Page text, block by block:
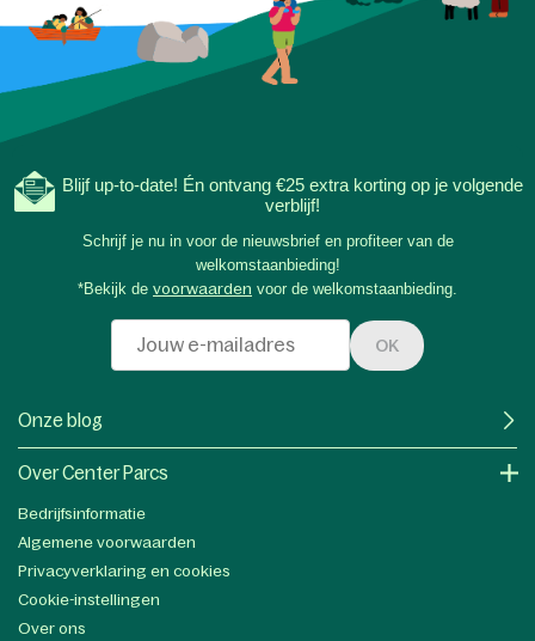
Blijf up-to-date! Én ontvang €25 extra korting op je volgende
verblijf!
Schrijf je nu in voor de nieuwsbrief en profiteer van de
welkomstaanbieding!
*Bekijk de voorwaarden voor de welkomstaanbieding.
OK
Onze blog
Over Center Parcs
Bedrijfsinformatie
Algemene voorwaarden
Privacyverklaring en cookies
Cookie-instellingen
Over ons